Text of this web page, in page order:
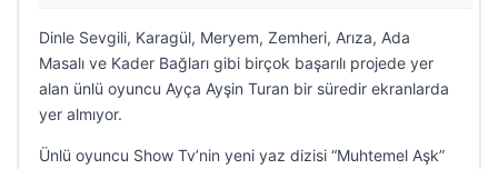
Dinle Sevgili, Karagül, Meryem, Zemheri, Arıza, Ada
Masalı ve Kader Bağları gibi birçok başarılı projede yer
alan ünlü oyuncu Ayça Ayşin Turan bir süredir ekranlarda
yer almıyor.
Ünlü oyuncu Show Tv’nin yeni yaz dizisi “Muhtemel Aşk”